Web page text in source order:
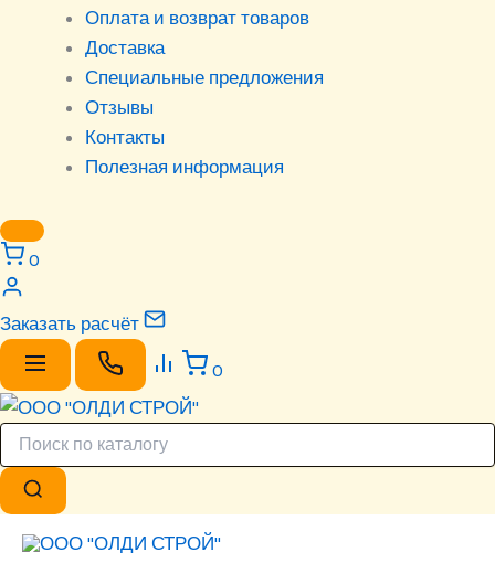
Оплата и возврат товаров
Доставка
Специальные предложения
Отзывы
Контакты
Полезная информация
0
Заказать расчёт
0